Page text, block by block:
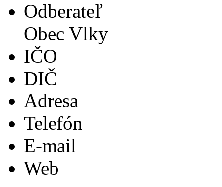
Odberateľ
Obec Vlky
IČO
DIČ
Adresa
Telefón
E-mail
Web